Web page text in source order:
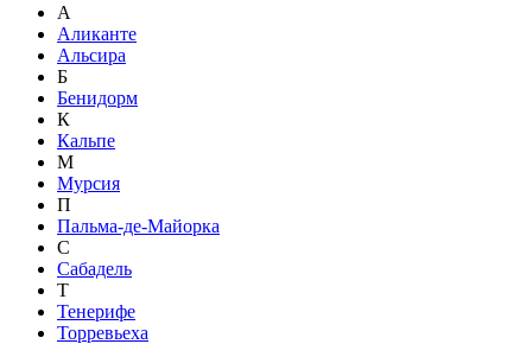
А
Аликанте
Альсира
Б
Бенидорм
К
Кальпе
М
Мурсия
П
Пальма-де-Майорка
С
Сабадель
Т
Тенерифе
Торревьеха